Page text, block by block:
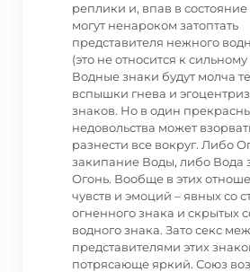
реплики и, впав в состояние
могут ненароком затоптать
представителя нежного
(это не относится к
Водные знаки будут молча
вспышки гнева и
знаков. Но в один
недовольства может
разнести все вокруг. Либо
закипание Воды, либо Вода
Огонь. Вообще в этих
чувств и эмоций – явных со
огненного знака и скрытых
водного знака. Зато секс
представителями этих
потрясающе яркий. Союз